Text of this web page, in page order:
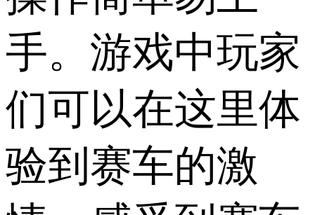
手。游戏中玩家
们可以在这里体
验到赛车的激